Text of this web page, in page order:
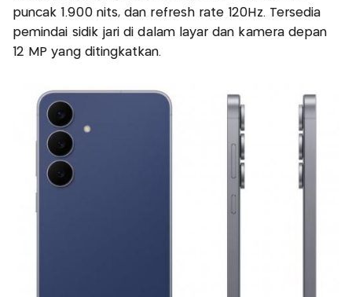
puncak 1.900 nits, dan refresh rate 120Hz. Tersedia
pemindai sidik jari di dalam layar dan kamera depan
12 MP yang ditingkatkan.